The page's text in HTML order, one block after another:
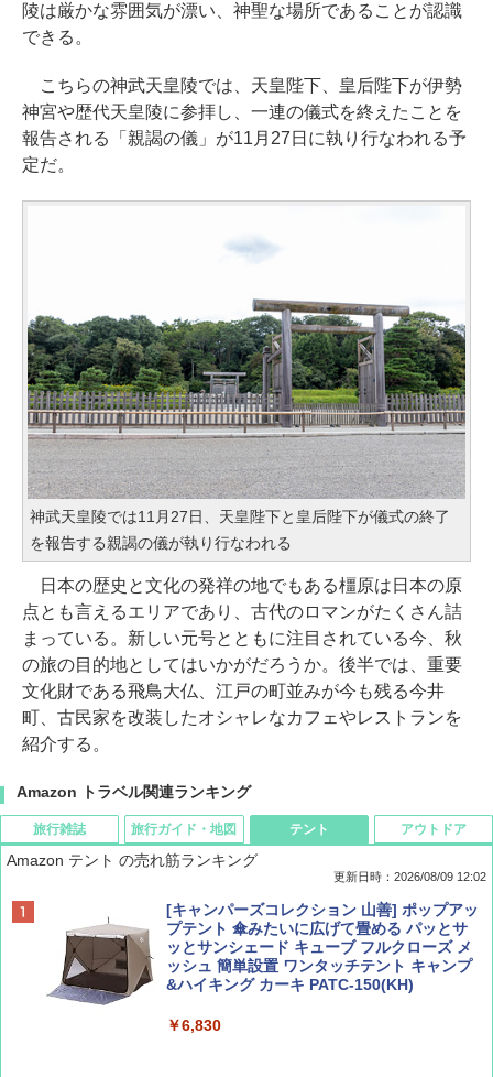
陵は厳かな雰囲気が漂い、神聖な場所であることが認識
できる。
こちらの神武天皇陵では、天皇陛下、皇后陛下が伊勢
神宮や歴代天皇陵に参拝し、一連の儀式を終えたことを
報告される「親謁の儀」が11月27日に執り行なわれる予
定だ。
神武天皇陵では11月27日、天皇陛下と皇后陛下が儀式の終了
を報告する親謁の儀が執り行なわれる
日本の歴史と文化の発祥の地でもある橿原は日本の原
点とも言えるエリアであり、古代のロマンがたくさん詰
まっている。新しい元号とともに注目されている今、秋
の旅の目的地としてはいかがだろうか。後半では、重要
文化財である飛鳥大仏、江戸の町並みが今も残る今井
町、古民家を改装したオシャレなカフェやレストランを
紹介する。
Amazon トラベル関連ランキング
旅行雑誌
BE-PAL(ビ-パル) 2026年 9 月号【特別付録:
SOTO ミニマル"旅"財布 ランダム2種】
￥1,500
旅行ガイド・地図
地球の歩き方 スター・ウォーズ
￥2,695
テント
Amazon テント の売れ筋ランキング
更新日時：2026/08/09 12:02
[キャンパーズコレクション 山善] ポップアッ
プテント 傘みたいに広げて畳める パッとサ
ッとサンシェード キューブ フルクローズ メ
ッシュ 簡単設置 ワンタッチテント キャンプ
&ハイキング カーキ PATC-150(KH)
￥6,830
アウトドア